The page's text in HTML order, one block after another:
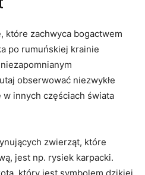
które zachwyca bogactwem
po rumuńskiej krainie
obserwować niezwykłe
innych częściach świata
zwierząt, które
jest np. rysiek karpacki.